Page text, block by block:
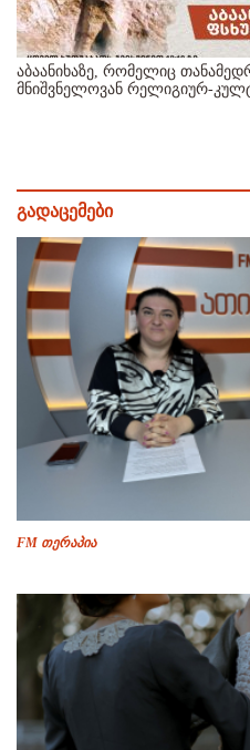
აბაანიხაზე, რომელიც
მნიშვნელოვან რელიგიურ-
გადაცემები
FM თერაპია